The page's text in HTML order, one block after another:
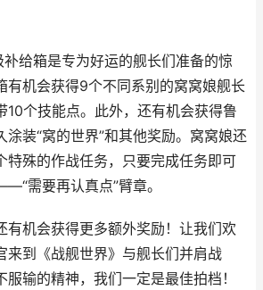
补给箱是专为好运的舰长们准备的惊
有机会获得9个不同系别的窝窝娘舰长
10个技能点。此外，还有机会获得鲁
涂装“窝的世界”和其他奖励。窝窝娘还
特殊的作战任务，只要完成任务即可
需要再认真点”臂章。
有机会获得更多额外奖励！让我们欢
来到《战舰世界》与舰长们并肩战
输的精神，我们一定是最佳拍档！